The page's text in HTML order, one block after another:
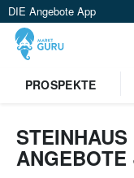
DIE Angebote App
PROSPEKTE